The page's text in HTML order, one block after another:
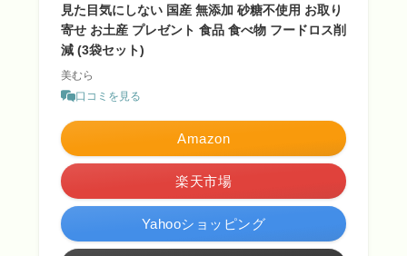
見た目気にしない 国産 無添加 砂糖不使用 お取り
寄せ お土産 プレゼント 食品 食べ物 フードロス削
減 (3袋セット)
美むら
口コミを見る
Amazon
楽天市場
Yahooショッピング